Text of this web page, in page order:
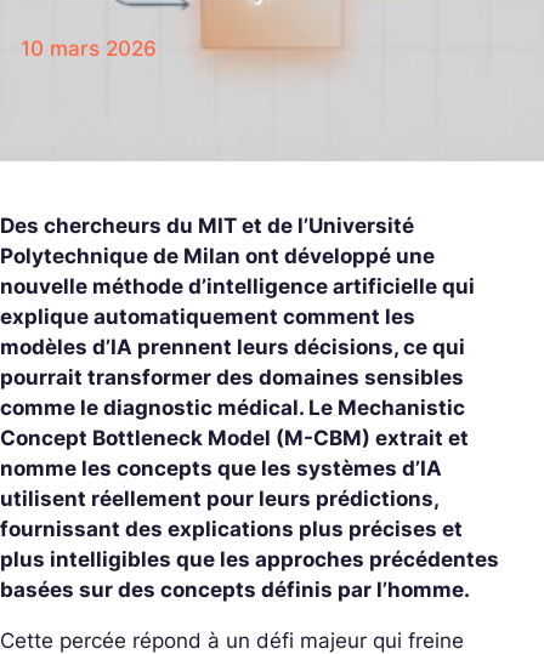
10 mars 2026
Des chercheurs du MIT et de l’Université
Polytechnique de Milan ont développé une
nouvelle méthode d’intelligence artificielle qui
explique automatiquement comment les
modèles d’IA prennent leurs décisions, ce qui
pourrait transformer des domaines sensibles
comme le diagnostic médical. Le Mechanistic
Concept Bottleneck Model (M-CBM) extrait et
nomme les concepts que les systèmes d’IA
utilisent réellement pour leurs prédictions,
fournissant des explications plus précises et
plus intelligibles que les approches précédentes
basées sur des concepts définis par l’homme.
Cette percée répond à un défi majeur qui freine